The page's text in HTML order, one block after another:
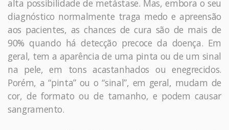
alta possibilidade de metástase. Mas, embora o seu
diagnóstico normalmente traga medo e apreensão
aos pacientes, as chances de cura são de mais de
90% quando há detecção precoce da doença. Em
geral, tem a aparência de uma pinta ou de um sinal
na pele, em tons acastanhados ou enegrecidos.
Porém, a “pinta” ou o “sinal”, em geral, mudam de
cor, de formato ou de tamanho, e podem causar
sangramento.